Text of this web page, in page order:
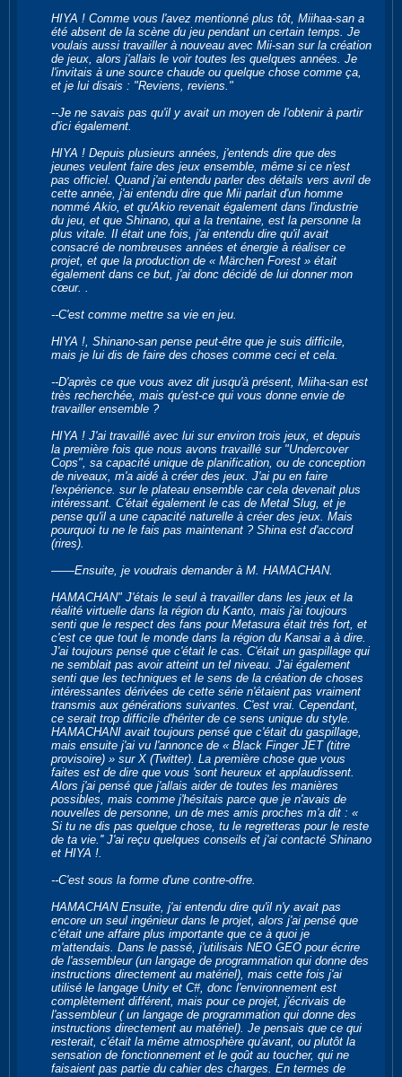
HIYA ! Comme vous l'avez mentionné plus tôt, Miihaa-san a
été absent de la scène du jeu pendant un certain temps. Je
voulais aussi travailler à nouveau avec Mii-san sur la création
de jeux, alors j'allais le voir toutes les quelques années. Je
l'invitais à une source chaude ou quelque chose comme ça,
et je lui disais : "Reviens, reviens."
--Je ne savais pas qu'il y avait un moyen de l'obtenir à partir
d'ici également.
HIYA ! Depuis plusieurs années, j'entends dire que des
jeunes veulent faire des jeux ensemble, même si ce n'est
pas officiel. Quand j'ai entendu parler des détails vers avril de
cette année, j'ai entendu dire que Mii parlait d'un homme
nommé Akio, et qu'Akio revenait également dans l'industrie
du jeu, et que Shinano, qui a la trentaine, est la personne la
plus vitale. Il était une fois, j'ai entendu dire qu'il avait
consacré de nombreuses années et énergie à réaliser ce
projet, et que la production de « Märchen Forest » était
également dans ce but, j'ai donc décidé de lui donner mon
cœur. .
--C'est comme mettre sa vie en jeu.
HIYA !, Shinano-san pense peut-être que je suis difficile,
mais je lui dis de faire des choses comme ceci et cela.
--D'après ce que vous avez dit jusqu'à présent, Miiha-san est
très recherchée, mais qu'est-ce qui vous donne envie de
travailler ensemble ?
HIYA ! J'ai travaillé avec lui sur environ trois jeux, et depuis
la première fois que nous avons travaillé sur "Undercover
Cops", sa capacité unique de planification, ou de conception
de niveaux, m'a aidé à créer des jeux. J'ai pu en faire
l'expérience. sur le plateau ensemble car cela devenait plus
intéressant. C'était également le cas de Metal Slug, et je
pense qu'il a une capacité naturelle à créer des jeux. Mais
pourquoi tu ne le fais pas maintenant ? Shina est d'accord
(rires).
――Ensuite, je voudrais demander à M. HAMACHAN.
HAMACHAN" J'étais le seul à travailler dans les jeux et la
réalité virtuelle dans la région du Kanto, mais j'ai toujours
senti que le respect des fans pour Metasura était très fort, et
c'est ce que tout le monde dans la région du Kansai a à dire.
J'ai toujours pensé que c'était le cas. C'était un gaspillage qui
ne semblait pas avoir atteint un tel niveau. J'ai également
senti que les techniques et le sens de la création de choses
intéressantes dérivées de cette série n'étaient pas vraiment
transmis aux générations suivantes. C'est vrai. Cependant,
ce serait trop difficile d'hériter de ce sens unique du style.
HAMACHANI avait toujours pensé que c'était du gaspillage,
mais ensuite j'ai vu l'annonce de « Black Finger JET (titre
provisoire) » sur X (Twitter). La première chose que vous
faites est de dire que vous 'sont heureux et applaudissent.
Alors j'ai pensé que j'allais aider de toutes les manières
possibles, mais comme j'hésitais parce que je n'avais de
nouvelles de personne, un de mes amis proches m'a dit : «
Si tu ne dis pas quelque chose, tu le regretteras pour le reste
de ta vie.'' J'ai reçu quelques conseils et j'ai contacté Shinano
et HIYA !.
--C'est sous la forme d'une contre-offre.
HAMACHAN Ensuite, j'ai entendu dire qu'il n'y avait pas
encore un seul ingénieur dans le projet, alors j'ai pensé que
c'était une affaire plus importante que ce à quoi je
m'attendais. Dans le passé, j'utilisais NEO GEO pour écrire
de l'assembleur (un langage de programmation qui donne des
instructions directement au matériel), mais cette fois j'ai
utilisé le langage Unity et C#, donc l'environnement est
complètement différent, mais pour ce projet, j'écrivais de
l'assembleur ( un langage de programmation qui donne des
instructions directement au matériel). Je pensais que ce qui
resterait, c'était la même atmosphère qu'avant, ou plutôt la
sensation de fonctionnement et le goût au toucher, qui ne
faisaient pas partie du cahier des charges. En termes de